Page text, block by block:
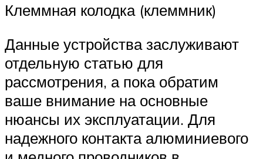
Клеммная колодка (клеммник)
Данные устройства заслуживают
отдельную статью для
рассмотрения, а пока обратим
ваше внимание на основные
нюансы их эксплуатации. Для
надежного контакта алюминиевого